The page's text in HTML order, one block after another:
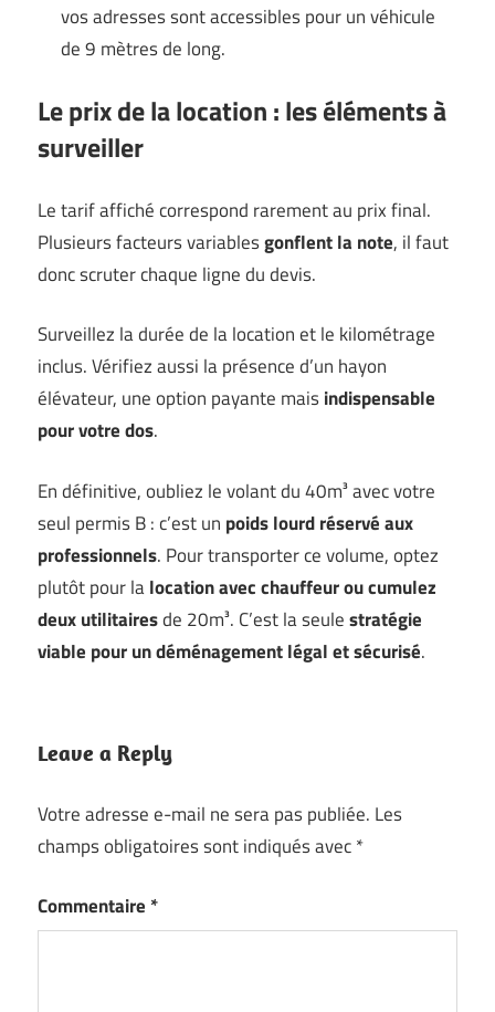
vos adresses sont accessibles pour un véhicule
de 9 mètres de long.
Le prix de la location : les éléments à
surveiller
Le tarif affiché correspond rarement au prix final.
Plusieurs facteurs variablesgonflent la note, il faut
donc scruter chaque ligne du devis.
Surveillez la durée de la location et le kilométrage
inclus. Vérifiez aussi la présence d’un hayon
élévateur, une option payante maisindispensable
pour votre dos.
En définitive, oubliez le volant du 40m³ avec votre
seul permis B : c’est un poids lourd réservé aux
professionnels. Pour transporter ce volume, optez
plutôt pour lalocation avec chauffeur ou cumulez
deux utilitairesde 20m³. C’est la seulestratégie
viable pour un déménagement légal et sécurisé.
Leave a Reply
Votre adresse e-mail ne sera pas publiée. Les
champs obligatoires sont indiqués avec*
Commentaire *